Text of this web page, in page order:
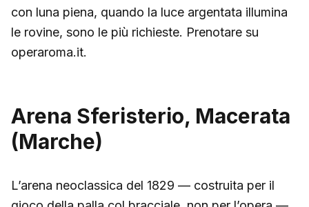
con luna piena, quando la luce argentata illumina
le rovine, sono le più richieste. Prenotare su
operaroma.it.
Arena Sferisterio, Macerata
(Marche)
L’arena neoclassica del 1829 — costruita per il